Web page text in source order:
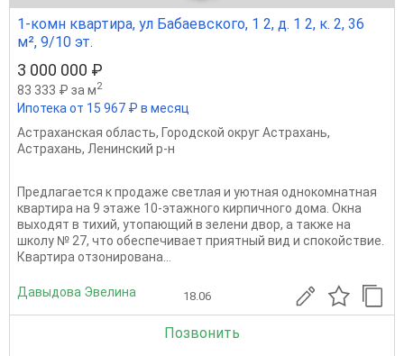
1-комн квартира, ул Бабаевского, 1 2, д. 1 2, к. 2, 36
м², 9/10 эт.
3 000 000 ₽
83 333 ₽ за м2
Ипотека от 15 967 ₽ в месяц
Астраханская область, Городской округ Астрахань,
Астрахань, Ленинский р-н
Предлагается к продаже светлая и уютная однокомнатная
квартира на 9 этаже 10-этажного кирпичного дома. Окна
выходят в тихий, утопающий в зелени двор, а также на
школу № 27, что обеспечивает приятный вид и спокойствие.
Квартира отзонирована...
Давыдова Эвелина 18.06
Позвонить